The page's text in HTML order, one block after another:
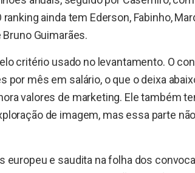
ainda tem Ederson, Fabinho,
Guimarães.
critério usado no levantamento. O
por mês em salário, o que o deixa
valores de marketing. Ele também
de imagem, mas essa parte
europeu e saudita na folha dos